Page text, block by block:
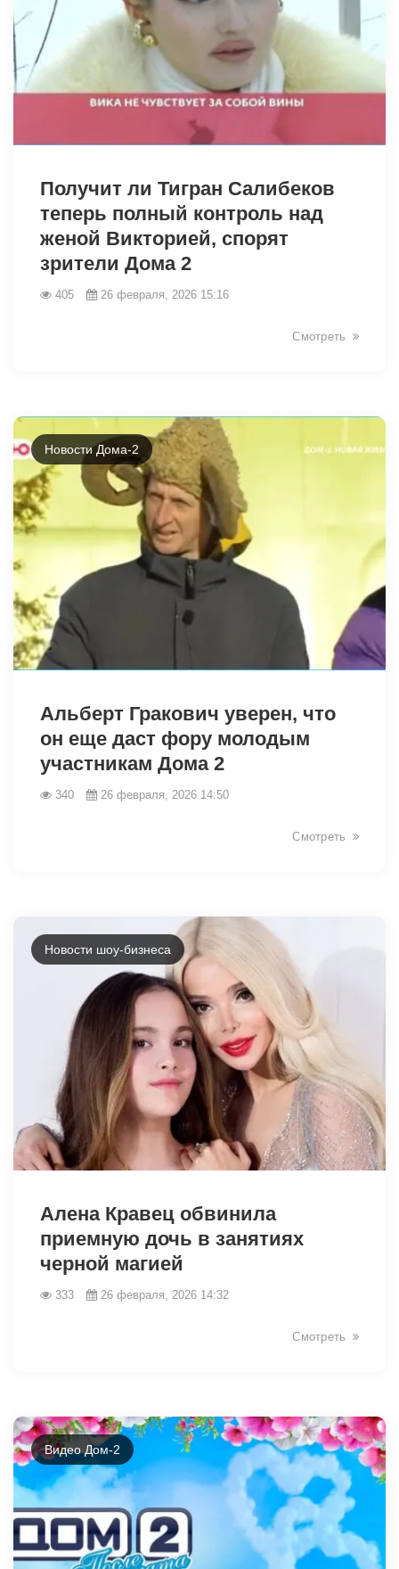
Получит ли Тигран Салибеков
теперь полный контроль над
женой Викторией, спорят
зрители Дома 2
405 26 февраля, 2026 15:16
Смотреть
Новости Дома-2
Альберт Гракович уверен, что
он еще даст фору молодым
участникам Дома 2
340 26 февраля, 2026 14:50
Смотреть
Новости шоу-бизнеса
Алена Кравец обвинила
приемную дочь в занятиях
черной магией
333 26 февраля, 2026 14:32
Смотреть
Видео Дом-2